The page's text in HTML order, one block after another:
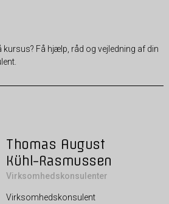
kursus? Få hjælp, råd og vejledning af din
Thomas August
Kühl-Rasmussen
Virksomhedskonsulenter
Virksomhedskonsulent